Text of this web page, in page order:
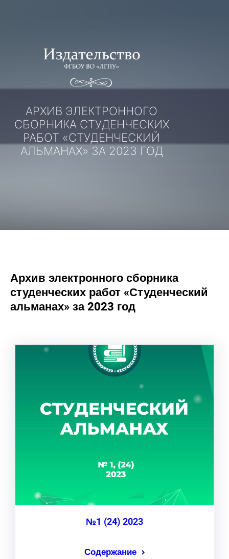
АРХИВ ЭЛЕКТРОННОГО
СБОРНИКА СТУДЕНЧЕСКИХ
РАБОТ «СТУДЕНЧЕСКИЙ
АЛЬМАНАХ» ЗА 2023 ГОД
Архив электронного сборника
студенческих работ «Студенческий
альманах» за 2023 год
№1 (24) 2023
Содержание